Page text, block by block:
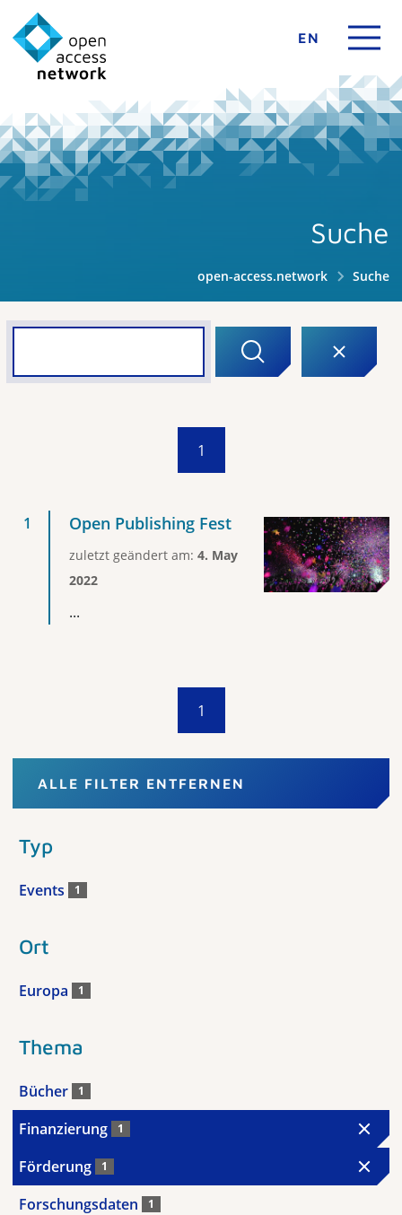
EN
Suche
open-access.network Suche
1
Open Publishing Fest
zuletzt geändert am: 4. May
2022
...
1
ALLE FILTER ENTFERNEN
Typ
Events 1
Ort
Europa 1
Thema
Bücher 1
Finanzierung 1
Förderung 1
Forschungsdaten 1